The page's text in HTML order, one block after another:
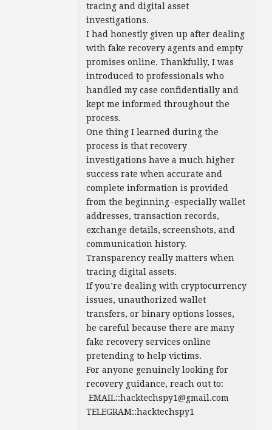
tracing and digital asset
investigations.
I had honestly given up after dealing
with fake recovery agents and empty
promises online. Thankfully, I was
introduced to professionals who
handled my case confidentially and
kept me informed throughout the
process.
One thing I learned during the
process is that recovery
investigations have a much higher
success rate when accurate and
complete information is provided
from the beginning - especially wallet
addresses, transaction records,
exchange details, screenshots, and
communication history.
Transparency really matters when
tracing digital assets.
If you’re dealing with cryptocurrency
issues, unauthorized wallet
transfers, or binary options losses,
be careful because there are many
fake recovery services online
pretending to help victims.
For anyone genuinely looking for
recovery guidance, reach out to:
EMAIL::hacktechspy1@gmail.com
TELEGRAM::hacktechspy1